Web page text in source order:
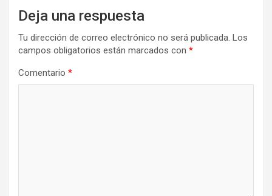
Deja una respuesta
Tu dirección de correo electrónico no será publicada. Los
campos obligatorios están marcados con *
Comentario *